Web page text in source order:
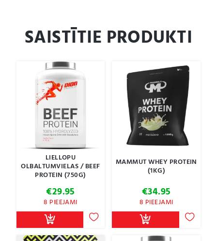
SAISTĪTIE PRODUKTI
LIELLOPU
OLBALTUMVIELAS / BEEF
PROTEIN (750G)
€29.95
8 PIEEJAMI
MAMMUT WHEY PROTEIN
(1KG)
€34.95
8 PIEEJAMI